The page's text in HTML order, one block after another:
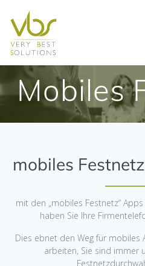
Mobiles
mobiles
mit den „mobiles Festnetz“
haben Sie Ihre
Dies ebnet den Weg für mobiles
arbeiten, Sie sind immer